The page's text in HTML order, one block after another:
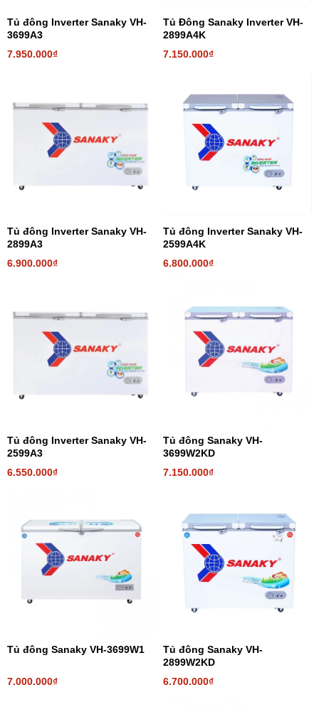
Tủ đông Inverter Sanaky VH-
3699A3
7.950.000₫
Tủ Đông Sanaky Inverter VH-
2899A4K
7.150.000₫
Tủ đông Inverter Sanaky VH-
2899A3
6.900.000₫
Tủ đông Inverter Sanaky VH-
2599A4K
6.800.000₫
Tủ đông Inverter Sanaky VH-
2599A3
6.550.000₫
Tủ đông Sanaky VH-
3699W2KD
7.150.000₫
Tủ đông Sanaky VH-3699W1
7.000.000₫
Tủ đông Sanaky VH-
2899W2KD
6.700.000₫